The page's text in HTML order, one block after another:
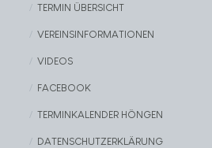
TERMIN ÜBERSICHT
VEREINSINFORMATIONEN
VIDEOS
FACEBOOK
TERMINKALENDER HÖNGEN
DATENSCHUTZERKLÄRUNG